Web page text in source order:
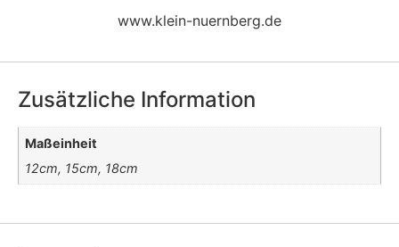
www.klein-nuernberg.de
Zusätzliche Information
Maßeinheit
12cm, 15cm, 18cm